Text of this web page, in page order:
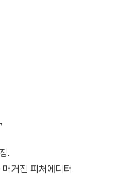
.
매거진 피처에디터.